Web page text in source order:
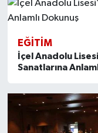
EĞITIM
İçel Anadolu
Sanatlarına